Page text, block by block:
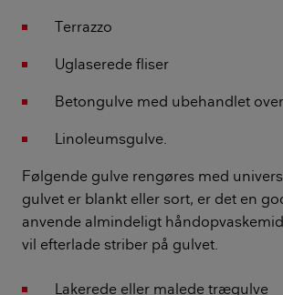
Terrazzo
Uglaserede fliser
Betongulve med ubehandlet
Linoleumsgulve.
Følgende gulve rengøres med
gulvet er blankt eller sort, er det en
anvende almindeligt
vil efterlade striber på gulvet.
Lakerede eller malede trægulve